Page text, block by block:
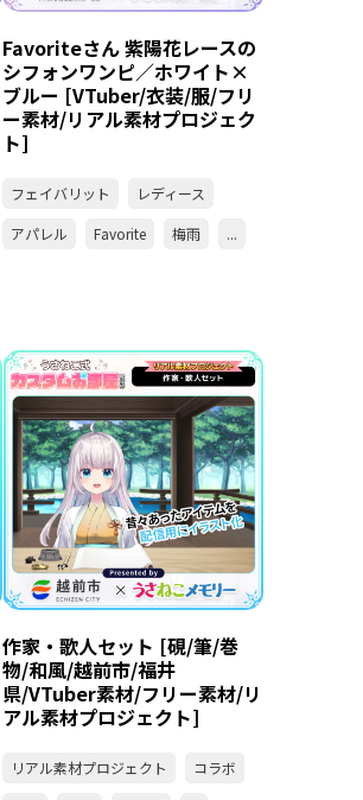
Favoriteさん 紫陽花レースの
シフォンワンピ／ホワイト×
ブルー [VTuber/衣装/服/フリ
ー素材/リアル素材プロジェク
ト]
フェイバリット
レディース
アパレル
Favorite 梅雨 ...
作家・歌人セット [硯/筆/巻
物/和風/越前市/福井
県/VTuber素材/フリー素材/リ
アル素材プロジェクト]
リアル素材プロジェクト
コラボ